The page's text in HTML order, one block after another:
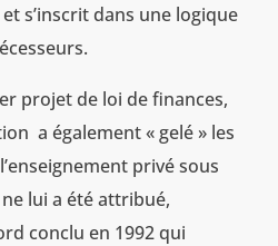
s’inscrit dans une logique
projet de loi de finances,
a également « gelé » les
privé sous
lui a été attribué,
conclu en 1992 qui